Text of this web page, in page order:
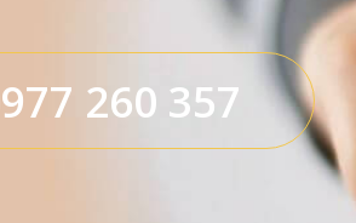
260 357